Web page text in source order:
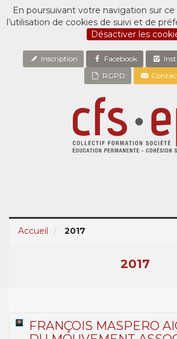
En poursuivant votre navigation sur
l’utilisation de cookies de suivi et de
Désactiver les
Inscription Facebook
RGPD
Accueil
2017
2017
FRANÇOIS MASPERO